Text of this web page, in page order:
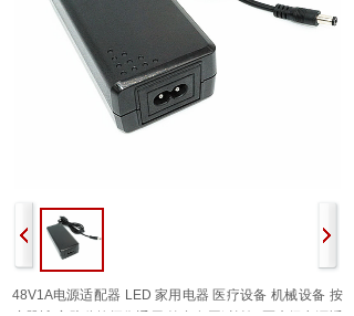
48V1A电源适配器 LED 家用电器 医疗设备 机械设备 按